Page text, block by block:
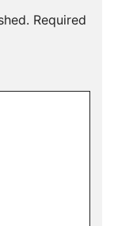
Required